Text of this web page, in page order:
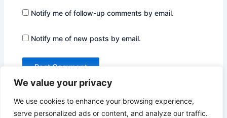
We value your privacy
We use cookies to enhance your browsing experience,
serve personalized ads or content, and analyze our traffic.
Notify me of follow-up comments by email.
Notify me of new posts by email.